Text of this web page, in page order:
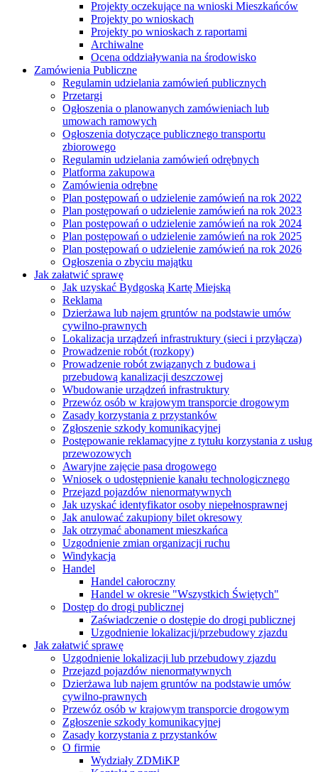
Projekty oczekujące na wnioski Mieszkańców
Projekty po wnioskach
Projekty po wnioskach z raportami
Archiwalne
Ocena oddziaływania na środowisko
Zamówienia Publiczne
Regulamin udzielania zamówień publicznych
Przetargi
Ogłoszenia o planowanych zamówieniach lub
umowach ramowych
Ogłoszenia dotyczące publicznego transportu
zbiorowego
Regulamin udzielania zamówień odrębnych
Platforma zakupowa
Zamówienia odrębne
Plan postępowań o udzielenie zamówień na rok 2022
Plan postępowań o udzielenie zamówień na rok 2023
Plan postępowań o udzielenie zamówień na rok 2024
Plan postępowań o udzielenie zamówień na rok 2025
Plan postępowań o udzielenie zamówień na rok 2026
Ogłoszenia o zbyciu majątku
Jak załatwić sprawę
Jak uzyskać Bydgoską Kartę Miejską
Reklama
Dzierżawa lub najem gruntów na podstawie umów
cywilno-prawnych
Lokalizacja urządzeń infrastruktury (sieci i przyłącza)
Prowadzenie robót (rozkopy)
Prowadzenie robót związanych z budowa i
przebudową kanalizacji deszczowej
Wbudowanie urządzeń infrastruktury
Przewóz osób w krajowym transporcie drogowym
Zasady korzystania z przystanków
Zgłoszenie szkody komunikacyjnej
Postępowanie reklamacyjne z tytułu korzystania z usług
przewozowych
Awaryjne zajęcie pasa drogowego
Wniosek o udostępnienie kanału technologicznego
Przejazd pojazdów nienormatywnych
Jak uzyskać identyfikator osoby niepełnosprawnej
Jak anulować zakupiony bilet okresowy
Jak otrzymać abonament mieszkańca
Uzgodnienie zmian organizacji ruchu
Windykacja
Handel
Handel całoroczny
Handel w okresie "Wszystkich Świętych"
Dostęp do drogi publicznej
Zaświadczenie o dostępie do drogi publicznej
Uzgodnienie lokalizacji/przebudowy zjazdu
Jak załatwić sprawę
Uzgodnienie lokalizacji lub przebudowy zjazdu
Przejazd pojazdów nienormatywnych
Dzierżawa lub najem gruntów na podstawie umów
cywilno-prawnych
Przewóz osób w krajowym transporcie drogowym
Zgłoszenie szkody komunikacyjnej
Zasady korzystania z przystanków
O firmie
Wydziały ZDMiKP